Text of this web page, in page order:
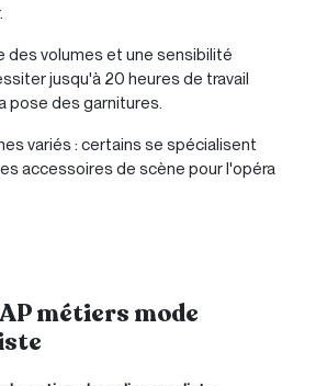
volumes et une sensibilité
jusqu'à 20 heures de travail
pose des garnitures.
variés : certains se spécialisent
accessoires de scène pour l'opéra
métiers mode